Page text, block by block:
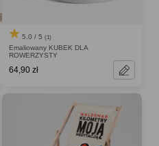
5.0 / 5 (1)
Emaliowany KUBEK DLA
ROWERZYSTY
64,90 zł